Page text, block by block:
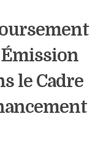
Émission
le Cadre